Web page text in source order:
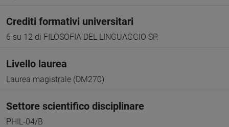
Crediti formativi universitari
6 su 12 di FILOSOFIA DEL LINGUAGGIO SP.
Livello laurea
Laurea magistrale (DM270)
Settore scientifico disciplinare
PHIL-04/B